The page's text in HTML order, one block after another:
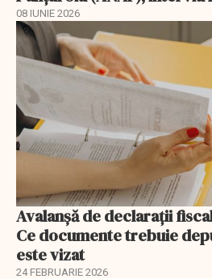
08 IUNIE 2026
Avalanșă de declarații
Ce documente trebuie
este vizat
24 FEBRUARIE 2026